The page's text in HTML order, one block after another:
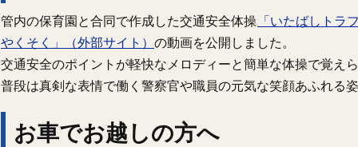
管内の保育園と合同で作成した交通安全体操 「いたばしト
やくそく」（外部サイト） の動画を公開しました。
交通安全のポイントが軽快なメロディーと簡単な体操で覚えら
普段は真剣な表情で働く警察官や職員の元気な笑顔あふれる
お車でお越しの方へ